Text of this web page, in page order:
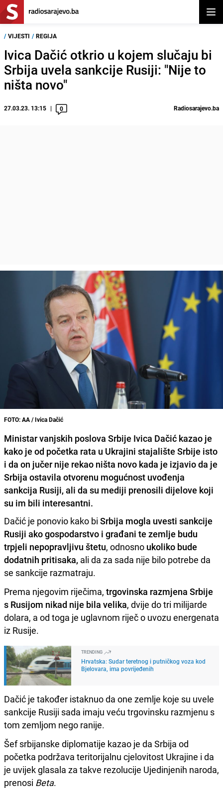
/ VIJESTI / REGIJA
Ivica Dačić otkrio u kojem slučaju bi
Srbija uvela sankcije Rusiji: "Nije to
ništa novo"
27.03.23. 13:15 0 Radiosarajevo.ba
FOTO: AA / Ivica Dačić
Ministar vanjskih poslova Srbije Ivica Dačić kazao je
kako je od početka rata u Ukrajini stajalište Srbije isto
i da on jučer nije rekao ništa novo kada je izjavio da je
Srbija ostavila otvorenu mogućnost uvođenja
sankcija Rusiji, ali da su mediji prenosili dijelove koji
su im bili interesantni.
Dačić je ponovio kako bi Srbija mogla uvesti sankcije
Rusiji ako gospodarstvo i građani te zemlje budu
trpjeli nepopravljivu štetu, odnosno ukoliko bude
dodatnih pritisaka, ali da za sada nije bilo potrebe da
se sankcije razmatraju.
Prema njegovim riječima, trgovinska razmjena Srbije
s Rusijom nikad nije bila velika, dvije do tri milijarde
dolara, a od toga je uglavnom riječ o uvozu energenata
iz Rusije.
TRENDING
Hrvatska: Sudar teretnog i putničkog voza kod
Bjelovara, ima povrijeđenih
Dačić je također istaknuo da one zemlje koje su uvele
sankcije Rusiji sada imaju veću trgovinsku razmjenu s
tom zemljom nego ranije.
Šef srbijanske diplomatije kazao je da Srbija od
početka podržava teritorijalnu cjelovitost Ukrajine i da
je uvijek glasala za takve rezolucije Ujedinjenih naroda,
prenosi Beta.